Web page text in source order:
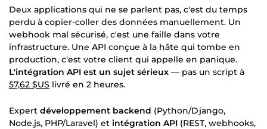
Deux applications qui ne se parlent pas, c'est du temps
perdu à copier-coller des données manuellement. Un
webhook mal sécurisé, c'est une faille dans votre
infrastructure. Une API conçue à la hâte qui tombe en
production, c'est votre client qui appelle en panique.
L'intégration API est un sujet sérieux — pas un script à
57,62 $US livré en 2 heures.
Expert développement backend (Python/Django,
Node.js, PHP/Laravel) et intégration API (REST, webhooks,